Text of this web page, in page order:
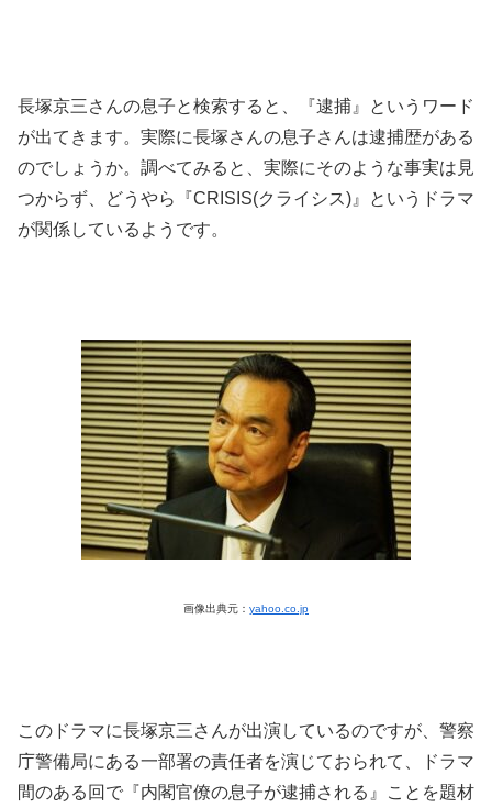
長塚京三さんの息子と検索すると、『逮捕』というワード
が出てきます。実際に長塚さんの息子さんは逮捕歴がある
のでしょうか。調べてみると、実際にそのような事実は見
つからず、どうやら『CRISIS(クライシス)』というドラマ
が関係しているようです。
画像出典元： yahoo.co.jp
このドラマに長塚京三さんが出演しているのですが、警察
庁警備局にある一部署の責任者を演じておられて、ドラマ
間のある回で『内閣官僚の息子が逮捕される』ことを題材